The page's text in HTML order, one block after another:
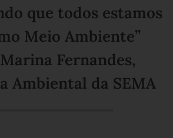
que todos estamos
Meio Ambiente”
Fernandes,
Ambiental da SEMA